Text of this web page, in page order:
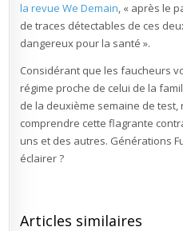
la revue We Demain, « après le
de traces détectables de ces
dangereux pour la santé ».
Considérant que les faucheurs
régime proche de celui de la
de la deuxième semaine de test,
comprendre cette flagrante
uns et des autres. Générations
éclairer ?
Articles similaires